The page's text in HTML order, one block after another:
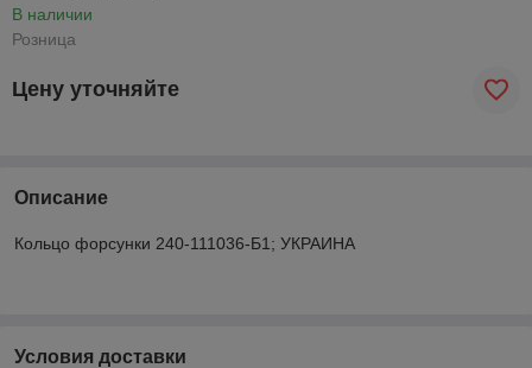
В наличии
Розница
Цену уточняйте
Описание
Кольцо форсунки 240-111036-Б1; УКРАИНА
Условия доставки